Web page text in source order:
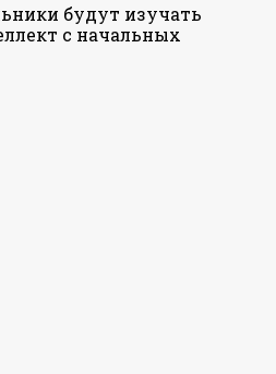
будут изучать
с начальных